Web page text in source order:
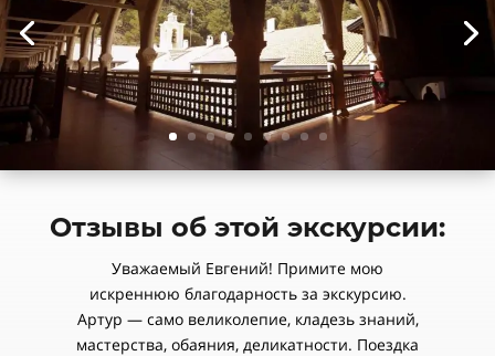
Отзывы об этой экскурсии:
Уважаемый Евгений! Примите мою
искреннюю благодарность за экскурсию.
Артур — само великолепие, кладезь знаний,
мастерства, обаяния, деликатности. Поездка